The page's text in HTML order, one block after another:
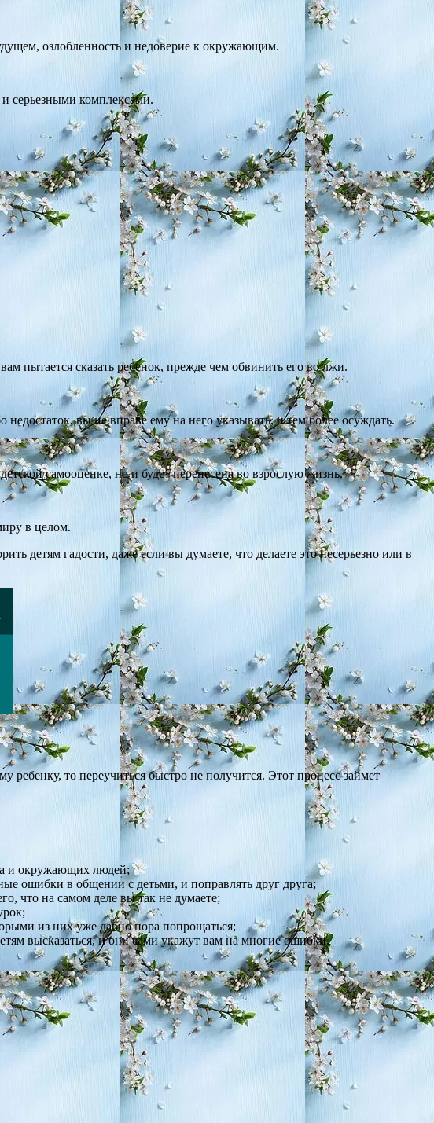
озлобленность и недоверие к окружающим.
серьезными комплексами.
пытается сказать ребенок, прежде чем обвинить его во лжи.
вы не вправе ему на него указывать, и тем более осуждать.
самооценке, но и будет перенесена во взрослую жизнь.
в целом.
детям гадости, даже если вы думаете, что делаете это несерьезно или в
то переучиться быстро не получится. Этот процесс займет
и окружающих людей;
ошибки в общении с детьми, и поправлять друг друга;
что на самом деле вы так не думаете;
из них уже давно пора попрощаться;
высказаться, и они сами укажут вам на многие ошибки.